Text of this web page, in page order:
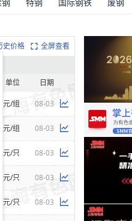
史价格
全屏查看
单位 日期
元/组 08-03
元/组 08-03
元/只 08-03
元/只 08-03
元/只 08-03